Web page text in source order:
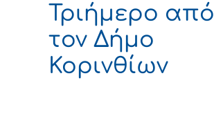
Τριήμερο από
τον Δήμο
Κορινθίων